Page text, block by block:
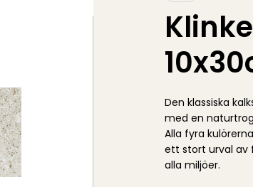
Den klassiska
med en
Alla fyra
ett stort urval av
alla miljöer.